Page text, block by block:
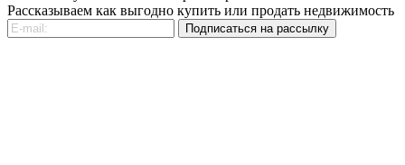
Рассказываем как выгодно купить или продать недвижимость